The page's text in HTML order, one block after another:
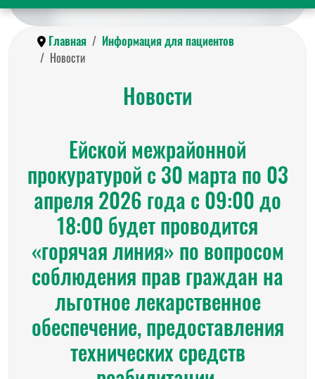
Главная
Информация для пациентов
Новости
Новости
Ейской межрайонной
прокуратурой с 30 марта по 03
апреля 2026 года с 09:00 до
18:00 будет проводится
«горячая линия» по вопросом
соблюдения прав граждан на
льготное лекарственное
обеспечение, предоставления
технических средств